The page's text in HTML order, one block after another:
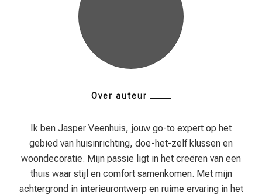
Over auteur
Ik ben Jasper Veenhuis, jouw go-to expert op het
gebied van huisinrichting, doe-het-zelf klussen en
woondecoratie. Mijn passie ligt in het creëren van een
thuis waar stijl en comfort samenkomen. Met mijn
achtergrond in interieurontwerp en ruime ervaring in het